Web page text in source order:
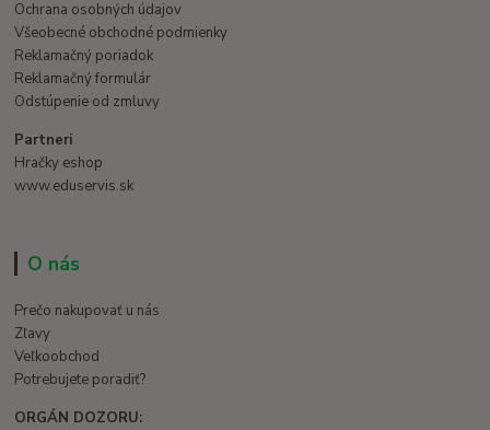
Ochrana osobných údajov
Všeobecné obchodné podmienky
Reklamačný poriadok
Reklamačný formulár
Odstúpenie od zmluvy
Partneri
Hračky eshop
www.eduservis.sk
O nás
Prečo nakupovať u nás
Zľavy
Veľkoobchod
Potrebujete poradiť?
ORGÁN DOZORU: